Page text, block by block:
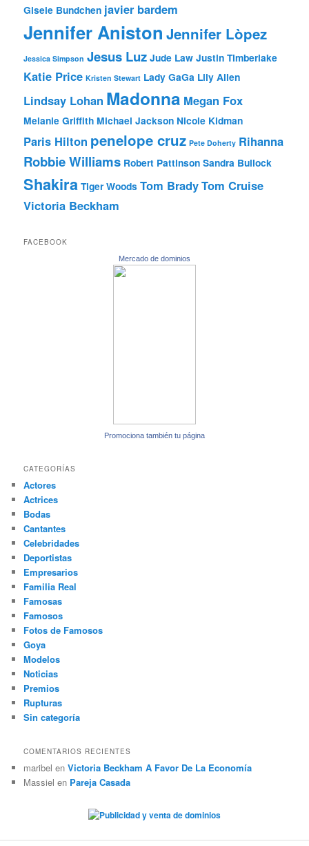
Gisele Bundchen javier bardem
Jennifer Aniston Jennifer Lòpez
Jessica Simpson Jesus Luz Jude Law Justin Timberlake
Katie Price Kristen Stewart Lady GaGa Lily Allen
Lindsay Lohan Madonna Megan Fox
Melanie Griffith Michael Jackson Nicole Kidman
Paris Hilton penelope cruz Pete Doherty Rihanna
Robbie Williams Robert Pattinson Sandra Bullock
Shakira Tiger Woods Tom BradyTom Cruise
Victoria Beckham
FACEBOOK
Mercado de dominios
Promociona también tu página
CATEGORÍAS
Actores
Actrices
Bodas
Cantantes
Celebridades
Deportistas
Empresarios
Familia Real
Famosas
Famosos
Fotos de Famosos
Goya
Modelos
Noticias
Premios
Rupturas
Sin categoría
COMENTARIOS RECIENTES
maribel enVictoria Beckham A Favor De La Economía
Massiel en Pareja Casada